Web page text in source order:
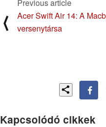
⟨
Previous article
Acer Swift Air 14: A
versenytársa
Kapcsolódó cikkek